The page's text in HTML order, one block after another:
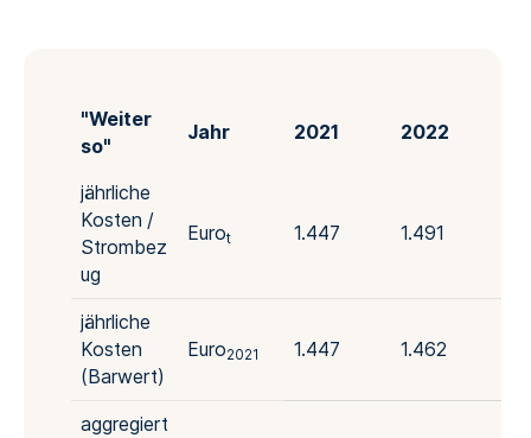
"Weiter
so"
Jahr 2021 2022
jährliche
Kosten /
Strombez
ug
Eurot 1.447 1.491
jährliche
Kosten
(Barwert)
Euro2021 1.447 1.462
aggregiert